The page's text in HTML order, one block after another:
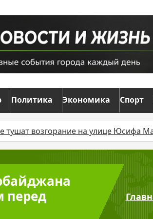
Политика Экономика Спорт
возгорание на улице Юсифа
перед